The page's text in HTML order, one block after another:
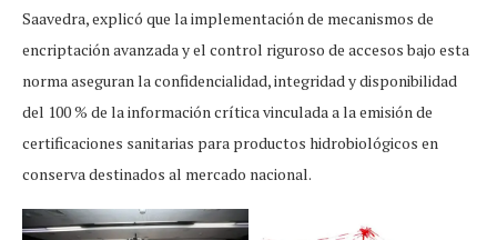
Saavedra, explicó que la implementación de mecanismos de
encriptación avanzada y el control riguroso de accesos bajo esta
norma aseguran la confidencialidad, integridad y disponibilidad
del 100 % de la información crítica vinculada a la emisión de
certificaciones sanitarias para productos hidrobiológicos en
conserva destinados al mercado nacional.